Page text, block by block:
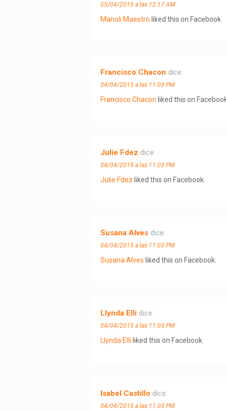
05/04/2015 a las 12:17 AM
Manoli Maestro liked this on Facebook.
Francisco Chacon dice:
04/04/2015 a las 11:03 PM
Francisco Chacon liked this on
Julie Fdez dice:
04/04/2015 a las 11:03 PM
Julie Fdez liked this on Facebook.
Susana Alves dice:
04/04/2015 a las 11:03 PM
Susana Alves liked this on Facebook.
Llynda Elli dice:
04/04/2015 a las 11:03 PM
Llynda Elli liked this on Facebook.
Isabel Castillo dice:
04/04/2015 a las 11:03 PM